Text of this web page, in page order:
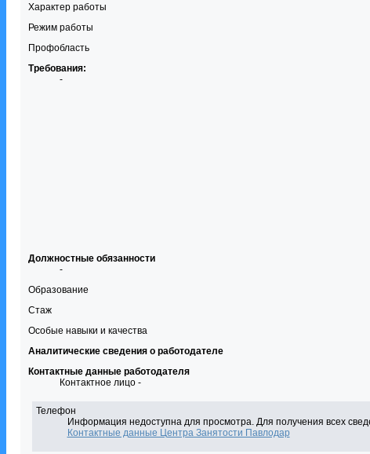
Характер работы
Режим работы
Профобласть
Требования:
-
Должностные обязанности
-
Образование
Стаж
Особые навыки и качества
Аналитические сведения о работодателе
Контактные данные работодателя
Контактное лицо -
Телефон
Информация недоступна для просмотра. Для получения всех
Контактные данные Центра Занятости Павлодар